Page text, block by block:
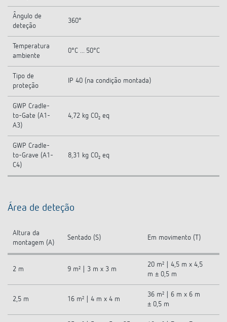
Ângulo de
deteção
360°
Temperatura
ambiente
0°C ... 50°C
Tipo de
proteção
IP 40 (na condição montada)
GWP Cradle-
to-Gate (A1-
A3)
4,72 kg CO₂ eq
GWP Cradle-
to-Grave (A1-
C4)
8,31 kg CO₂ eq
Área de deteção
Altura da
montagem (A)
Sentado (S) Em movimento (T)
2 m 9 m² | 3 m x 3 m
20 m² | 4,5 m x 4,5
m ± 0,5 m
2,5 m 16 m² | 4 m x 4 m
36 m² | 6 m x 6 m
± 0,5 m